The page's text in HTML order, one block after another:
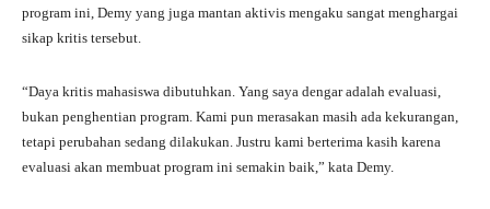
program ini, Demy yang juga mantan aktivis mengaku sangat menghargai
sikap kritis tersebut.
“Daya kritis mahasiswa dibutuhkan. Yang saya dengar adalah evaluasi,
bukan penghentian program. Kami pun merasakan masih ada kekurangan,
tetapi perubahan sedang dilakukan. Justru kami berterima kasih karena
evaluasi akan membuat program ini semakin baik,” kata Demy.